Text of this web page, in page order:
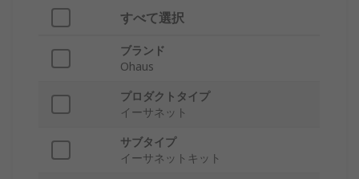
すべて選択
ブランド
Ohaus
プロダクトタイプ
イーサネット
サブタイプ
イーサネットキット